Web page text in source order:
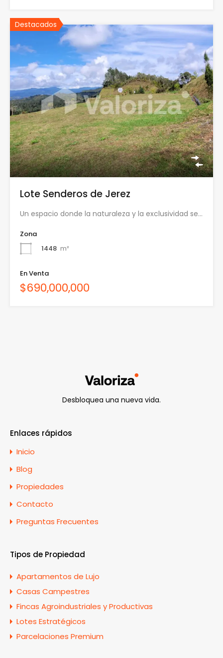
Destacados
Lote Senderos de Jerez
Un espacio donde la naturaleza y la exclusividad se…
Zona
1448 m²
En Venta
$690,000,000
Desbloquea una nueva vida.
Enlaces rápidos
Inicio
Blog
Propiedades
Contacto
Preguntas Frecuentes
Tipos de Propiedad
Apartamentos de Lujo
Casas Campestres
Fincas Agroindustriales y Productivas
Lotes Estratégicos
Parcelaciones Premium